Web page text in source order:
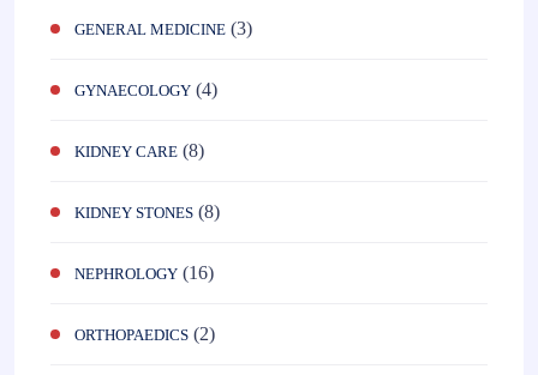
GENERAL MEDICINE (3)
GYNAECOLOGY (4)
KIDNEY CARE (8)
KIDNEY STONES (8)
NEPHROLOGY (16)
ORTHOPAEDICS (2)